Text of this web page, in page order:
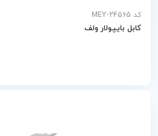
کد MEY-24565
کابل بایپولار ولف